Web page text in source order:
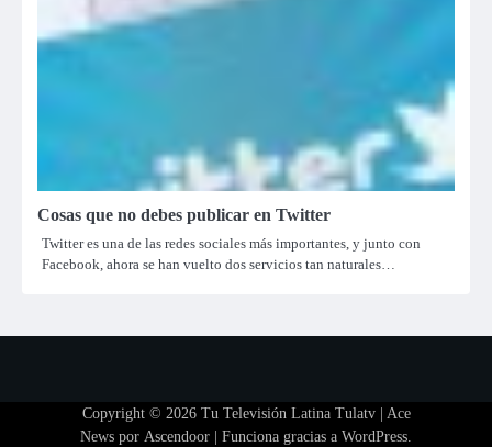
Cosas que no debes publicar en Twitter
Twitter es una de las redes sociales más importantes, y junto con
Facebook, ahora se han vuelto dos servicios tan naturales…
Copyright © 2026 Tu Televisión Latina Tulatv| Ace
News por Ascendoor | Funciona gracias a WordPress.